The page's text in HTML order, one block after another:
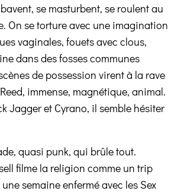
se masturbent, se roulent au
On se torture avec une imagination
vaginales, fouets avec clous,
dans des fosses communes
de possession virent à la rave
immense, magnétique, animal.
Jagger et Cyrano, il semble hésiter
quasi punk, qui brûle tout.
filme la religion comme un trip
semaine enfermé avec les Sex